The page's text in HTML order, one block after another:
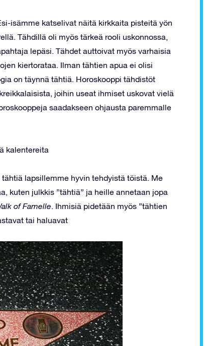
isämme katselivat näitä kirkkaita pisteitä yön
Tähdillä oli myös tärkeä rooli uskonnossa,
lepäsi. Tähdet auttoivat myös varhaisia
kiertorataa. Ilman tähtien apua ei olisi
on täynnä tähtiä. Horoskooppi tähdistöt
joihin useat ihmiset uskovat vielä
saadakseen ohjausta paremmalle
kalentereita
lapsillemme hyvin tehdyistä töistä. Me
kuten julkkis ”tähtiä” ja heille annetaan jopa
of Famelle. Ihmisiä pidetään myös ”tähtien
tai haluavat